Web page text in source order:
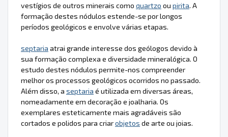
vestígios de outros minerais como quartzo ou pirita. A
formação destes nódulos estende-se por longos
períodos geológicos e envolve várias etapas.
septaria atrai grande interesse dos geólogos devido à
sua formação complexa e diversidade mineralógica. O
estudo destes nódulos permite-nos compreender
melhor os processos geológicos ocorridos no passado.
Além disso, a septaria é utilizada em diversas áreas,
nomeadamente em decoração e joalharia. Os
exemplares esteticamente mais agradáveis são
cortados e polidos para criarobjetos de arte ou joias.